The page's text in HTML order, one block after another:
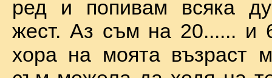
ред и попивам всяка
жест. Аз съм на 20...... и
хора на моята възраст